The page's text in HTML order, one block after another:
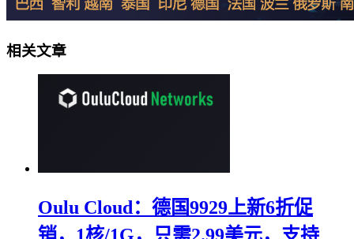
相关文章
Oulu Cloud：德国9929上新6折促